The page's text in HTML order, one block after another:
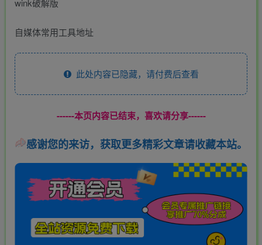
wink破解版
自媒体常用工具地址
此处内容已隐藏，请付费后查看
------本页内容已结束，喜欢请分享------
感谢您的来访，获取更多精彩文章请收藏本站。